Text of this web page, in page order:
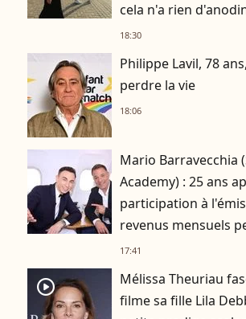
cela n'a rien
18:30
Philippe Lavil, 78
perdre la vie
18:06
Mario Barravecchia
Academy) : 25 ans
participation à
revenus mensuels
atteindre 5 chiffres !
17:41
player2
Mélissa Theuriau
filme sa fille Lila